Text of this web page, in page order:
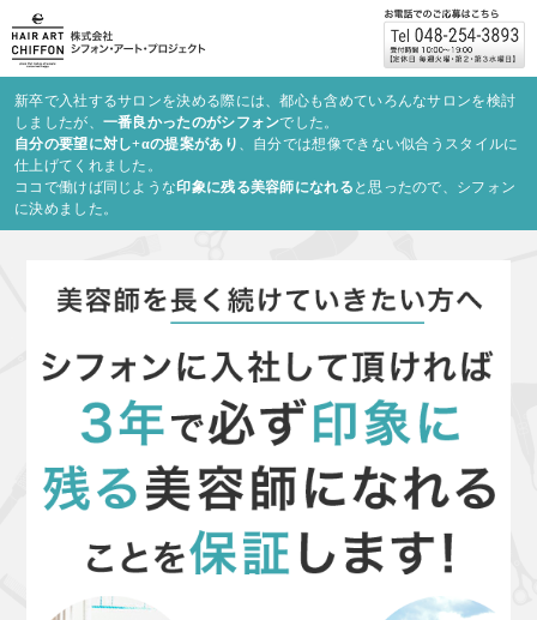
新卒で入社するサロンを決める際には、都心も含めていろんなサロンを検討
しましたが、 一番良かったのがシフォンでした。
自分の要望に対し+αの提案があり 、自分では想像できない似合うスタイルに
仕上げてくれました。
ココで働けば同じような印象に残る美容師になれる と思ったので、シフォン
に決めました。